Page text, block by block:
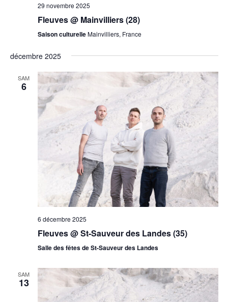
29 novembre 2025
Fleuves @ Mainvilliers (28)
Saison culturelleMainvilliers, France
décembre 2025
SAM
6
6 décembre 2025
Fleuves @ St-Sauveur des Landes (35)
Salle des fêtes de St-Sauveur des Landes
SAM
13